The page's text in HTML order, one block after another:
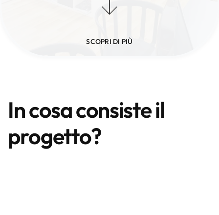
SCOPRI DI PIÙ
In cosa consiste il
progetto?